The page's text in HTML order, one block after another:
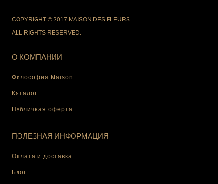
COPYRIGHT © 2017 MAISON DES FLEURS.
ALL RIGHTS RESERVED.
О КОМПАНИИ
Философия Maison
Каталог
Публичная оферта
ПОЛЕЗНАЯ ИНФОРМАЦИЯ
Оплата и доставка
Блог